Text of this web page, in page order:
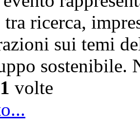
ricerca,
sui temi
sostenibile.
volte